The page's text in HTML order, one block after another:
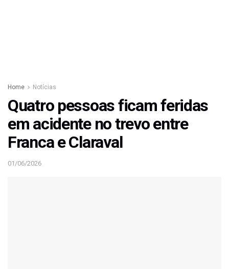
Home Notícias
Quatro pessoas ficam feridas
em acidente no trevo entre
Franca e Claraval
01/06/2026